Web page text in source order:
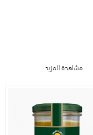
مشاهدة المزيد